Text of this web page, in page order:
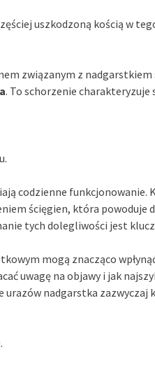
uszkodzoną kością w
związanym z nadgarstkiem
. To schorzenie charakteryzuje
codzienne funkcjonowanie.
ścięgien, która
tych dolegliwości jest
mogą znacząco
uwagę na objawy i jak
nadgarstka zazwyczaj